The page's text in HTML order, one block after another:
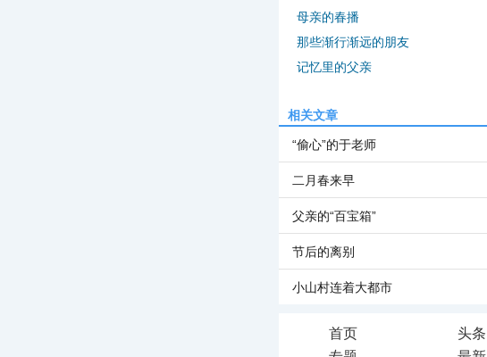
母亲的春播
那些渐行渐远的朋友
记忆里的父亲
相关文章
“偷心”的于老师
二月春来早
父亲的“百宝箱”
节后的离别
小山村连着大都市
首页 头条